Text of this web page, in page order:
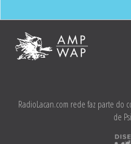
RadioLacan.com rede faz parte do
de